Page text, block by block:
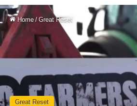
Home / Great Reset
Great Reset